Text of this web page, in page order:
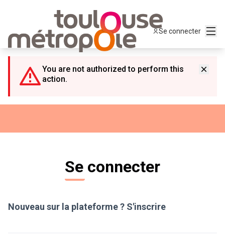
Se connecter
You are not authorized to perform this
action.
Se connecter
Nouveau sur la plateforme ? S'inscrire